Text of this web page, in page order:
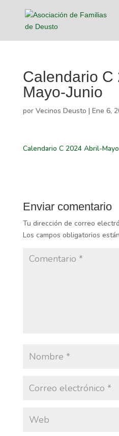
Calendario C
Mayo-Junio
por Vecinos Deusto | Ene 6,
Calendario C 2024 Abril-
Enviar comentario
Tu dirección de correo
Los campos obligatorios